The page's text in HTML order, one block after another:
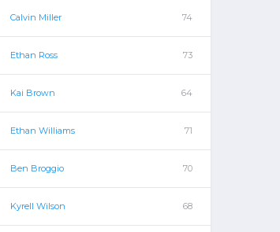
Calvin Miller 74
Ethan Ross 73
Kai Brown 64
Ethan Williams 71
Ben Broggio 70
Kyrell Wilson 68